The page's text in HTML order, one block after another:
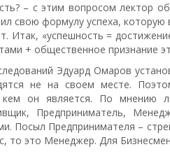
– с этим вопросом лектор
свою формулу успеха,
Итак, «успешность =
+ общественное признание
Эдуард Омаров
не на своем месте.
он является. По мнению
Предприниматель,
Посыл Предпринимателя –
то это Менеджер. Для